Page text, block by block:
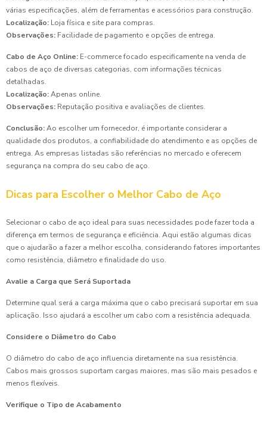
várias especificações, além de ferramentas e acessórios para construção.
Localização: Loja física e site para compras.
Observações: Facilidade de pagamento e opções de entrega.
Cabo de Aço Online: E-commerce focado especificamente na venda de
cabos de aço de diversas categorias, com informações técnicas
detalhadas.
Localização:Apenas online.
Observações: Reputação positiva e avaliações de clientes.
Conclusão:Ao escolher um fornecedor, é importante considerar a
qualidade dos produtos, a confiabilidade do atendimento e as opções de
entrega. As empresas listadas são referências no mercado e oferecem
segurança na compra do seu cabo de aço.
Dicas para Escolher o Melhor Cabo de Aço
Selecionar o cabo de aço ideal para suas necessidades pode fazer toda a
diferença em termos de segurança e eficiência. Aqui estão algumas dicas
que o ajudarão a fazer a melhor escolha, considerando fatores importantes
como resistência, diâmetro e finalidade do uso.
Avalie a Carga que Será Suportada
Determine qual será a carga máxima que o cabo precisará suportar em sua
aplicação. Isso ajudará a escolher um cabo com a resistência adequada.
Considere o Diâmetro do Cabo
O diâmetro do cabo de aço influencia diretamente na sua resistência.
Cabos mais grossos suportam cargas maiores, mas são mais pesados e
menos flexíveis.
Verifique o Tipo de Acabamento